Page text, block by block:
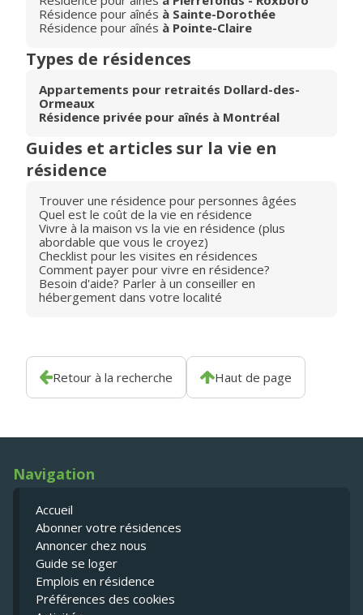
Résidence pour aînés à Sainte-Dorothée
Résidence pour aînés à Pointe-Claire
Types de résidences
Appartements pour retraités Dollard-des-
Ormeaux
Résidence privée pour aînés à Montréal
Guides et articles sur la vie en
résidence
Trouver une résidence pour personnes âgées
Quel est le coût de la vie en résidence
Vivre à la maison vs la vie en résidence (plus
abordable que vous le croyez)
Checklist pour les visites en résidences
Comment payer pour vivre en résidence?
Besoin d'aide? Parler à un conseiller en
hébergement dans votre localité
Retour à la recherche Haut de page
Navigation
Accueil
Abonner votre résidences
Annoncer chez nous
Guide se loger
Emplois en résidence
Préférences des cookies